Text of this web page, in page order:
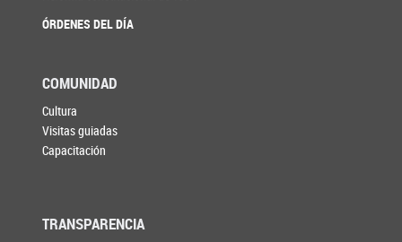
ÓRDENES DEL DÍA
COMUNIDAD
Cultura
Visitas guiadas
Capacitación
TRANSPARENCIA